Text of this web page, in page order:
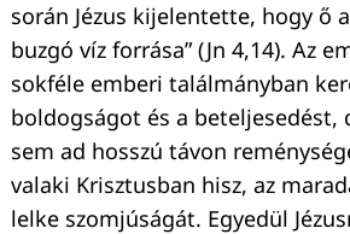
során Jézus kijelentette, hogy ő
buzgó víz forrása” (Jn 4,14). Az
sokféle emberi találmányban
boldogságot és a beteljesedést,
sem ad hosszú távon
valaki Krisztusban hisz, az
lelke szomjúságát. Egyedül